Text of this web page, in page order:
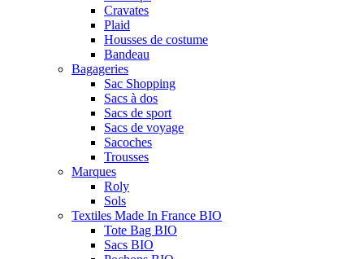
Cravates
Plaid
Housses de costume
Bandeau
Bagageries
Sac Shopping
Sacs à dos
Sacs de sport
Sacs de voyage
Sacoches
Trousses
Marques
Roly
Sols
Textiles Made In France BIO
Tote Bag BIO
Sacs BIO